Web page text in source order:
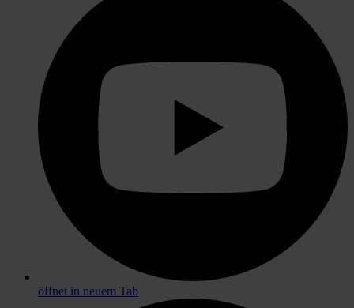
öffnet in neuem Tab